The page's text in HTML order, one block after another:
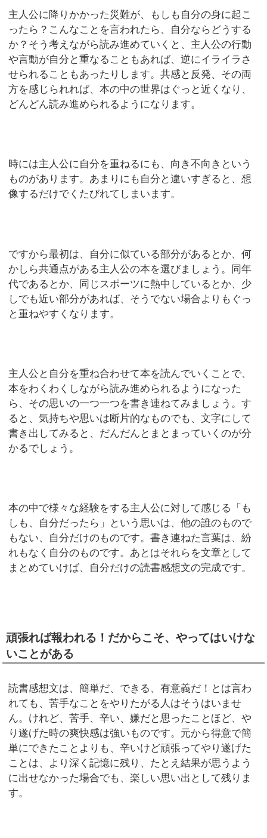
主人公に降りかかった災難が、もしも自分の身に起こ
ったら？こんなことを言われたら、自分ならどうする
か？そう考えながら読み進めていくと、主人公の行動
や言動が自分と重なることもあれば、逆にイライラさ
せられることもあったりします。共感と反発、その両
方を感じられれば、本の中の世界はぐっと近くなり、
どんどん読み進められるようになります。
時には主人公に自分を重ねるにも、向き不向きという
ものがあります。あまりにも自分と違いすぎると、想
像するだけでくたびれてしまいます。
ですから最初は、自分に似ている部分があるとか、何
かしら共通点がある主人公の本を選びましょう。同年
代であるとか、同じスポーツに熱中しているとか、少
しでも近い部分があれば、そうでない場合よりもぐっ
と重ねやすくなります。
主人公と自分を重ね合わせて本を読んでいくことで、
本をわくわくしながら読み進められるようになった
ら、その思いの一つ一つを書き連ねてみましょう。す
ると、気持ちや思いは断片的なものでも、文字にして
書き出してみると、だんだんとまとまっていくのが分
かるでしょう。
本の中で様々な経験をする主人公に対して感じる「も
しも、自分だったら」という思いは、他の誰のもので
もない、自分だけのものです。書き連ねた言葉は、紛
れもなく自分のものです。あとはそれらを文章として
まとめていけば、自分だけの読書感想文の完成です。
頑張れば報われる！だからこそ、やってはいけな
いことがある
読書感想文は、簡単だ、できる、有意義だ！とは言わ
れても、苦手なことをやりたがる人はそうはいませ
ん。けれど、苦手、辛い、嫌だと思ったことほど、や
り遂げた時の爽快感は強いものです。元から得意で簡
単にできたことよりも、辛いけど頑張ってやり遂げた
ことは、より深く記憶に残り、たとえ結果が思うよう
に出せなかった場合でも、楽しい思い出として残りま
す。